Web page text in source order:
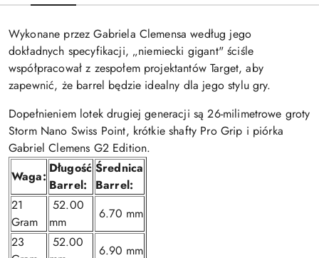
Wykonane przez Gabriela Clemensa według jego
dokładnych specyfikacji, „niemiecki gigant" ściśle
współpracował z zespołem projektantów Target, aby
zapewnić, że barrel będzie idealny dla jego stylu gry.
Dopełnieniem lotek drugiej generacji są 26-milimetrowe groty
Storm Nano Swiss Point, krótkie shafty Pro Grip i piórka
Gabriel Clemens G2 Edition.
Waga:
Długość
Barrel:
Średnica
Barrel:
21
Gram
52.00
mm
6.70 mm
23
52.00
6.90 mm